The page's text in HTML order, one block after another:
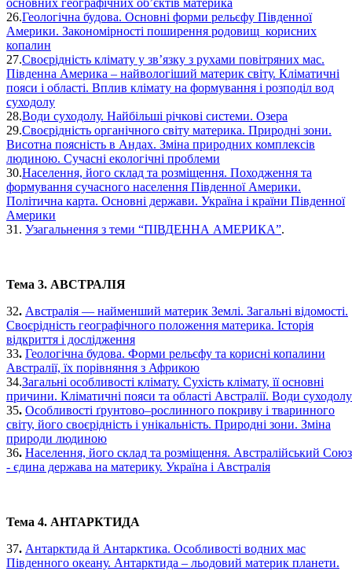
основних географічних об’єктів материка
26.Геологічна будова. Основні форми рельєфу Південної
Америки. Закономірності поширення родовищ корисних
копалин
27.Своєрідність клімату у зв’язку з рухами повітряних мас.
Південна Америка – найвологіший материк світу. Кліматичні
пояси і області. Вплив клімату на формування і розподіл вод
суходолу
28.Води суходолу. Найбільші річкові системи. Озера
29.Своєрідність органічного світу материка. Природні зони.
Висотна поясність в Андах. Зміна природних комплексів
людиною. Сучасні екологічні проблеми
30.Населення, його склад та розміщення. Походження та
формування сучасного населення Південної Америки.
Політична карта. Основні держави. Україна і країни Південної
Америки
31. Узагальнення з теми “ПІВДЕННА АМЕРИКА”.
Тема 3. АВСТРАЛІЯ
32. Австралія — найменший материк Землі. Загальні відомості.
Своєрідність географічного положення материка. Історія
відкриття і дослідження
33. Геологічна будова. Форми рельєфу та корисні копалини
Австралії, їх порівняння з Африкою
34.Загальні особливості клімату. Сухість клімату, її основні
причини. Кліматичні пояси та області Австралії. Води суходолу
35. Особливості ґрунтово–рослинного покриву і тваринного
світу, його своєрідність і унікальність. Природні зони. Зміна
природи людиною
36. Населення, його склад та розміщення. Австралійський Союз
- єдина держава на материку. Україна і Австралія
Тема 4. АНТАРКТИДА
37. Антарктида й Антарктика. Особливості водних мас
Південного океану. Антарктида – льодовий материк планети.